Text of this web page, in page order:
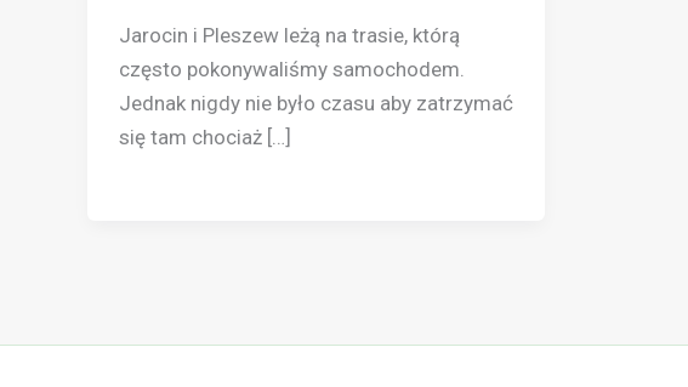
Jarocin i Pleszew leżą na trasie, którą
często pokonywaliśmy samochodem.
Jednak nigdy nie było czasu aby zatrzymać
się tam chociaż […]